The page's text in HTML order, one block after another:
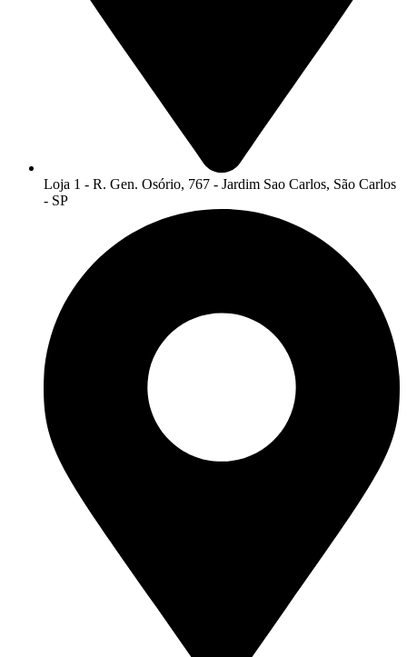
Loja 1 - R. Gen. Osório, 767 - Jardim Sao Carlos, São Carlos
- SP